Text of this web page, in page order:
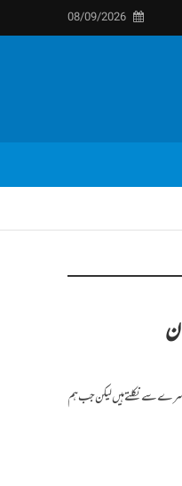
08/09/2026
سے نکلتے ہیں لیکن جب ہم